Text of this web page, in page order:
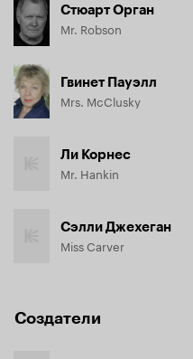
Стюарт Орган
Mr. Robson
Гвинет Пауэлл
Mrs. McClusky
Ли Корнес
Mr. Hankin
Сэлли Джехеган
Miss Carver
Создатели